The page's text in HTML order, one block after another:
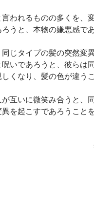
われるものの多くを、
うと、本物の嫌悪感で
じタイプの髪の突然変
いであろうと、彼らは
くなり、髪の色が違う
互いに微笑み合うと、
を起こすであろうこと